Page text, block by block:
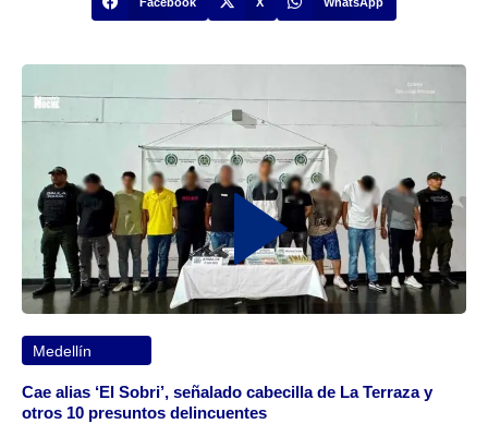
Medellín
Cae alias ‘El Sobri’, señalado cabecilla de La Terraza y
otros 10 presuntos delincuentes